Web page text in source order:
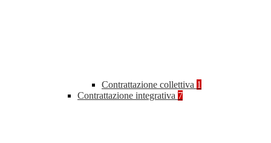
Contrattazione collettiva 1
Contrattazione integrativa 7